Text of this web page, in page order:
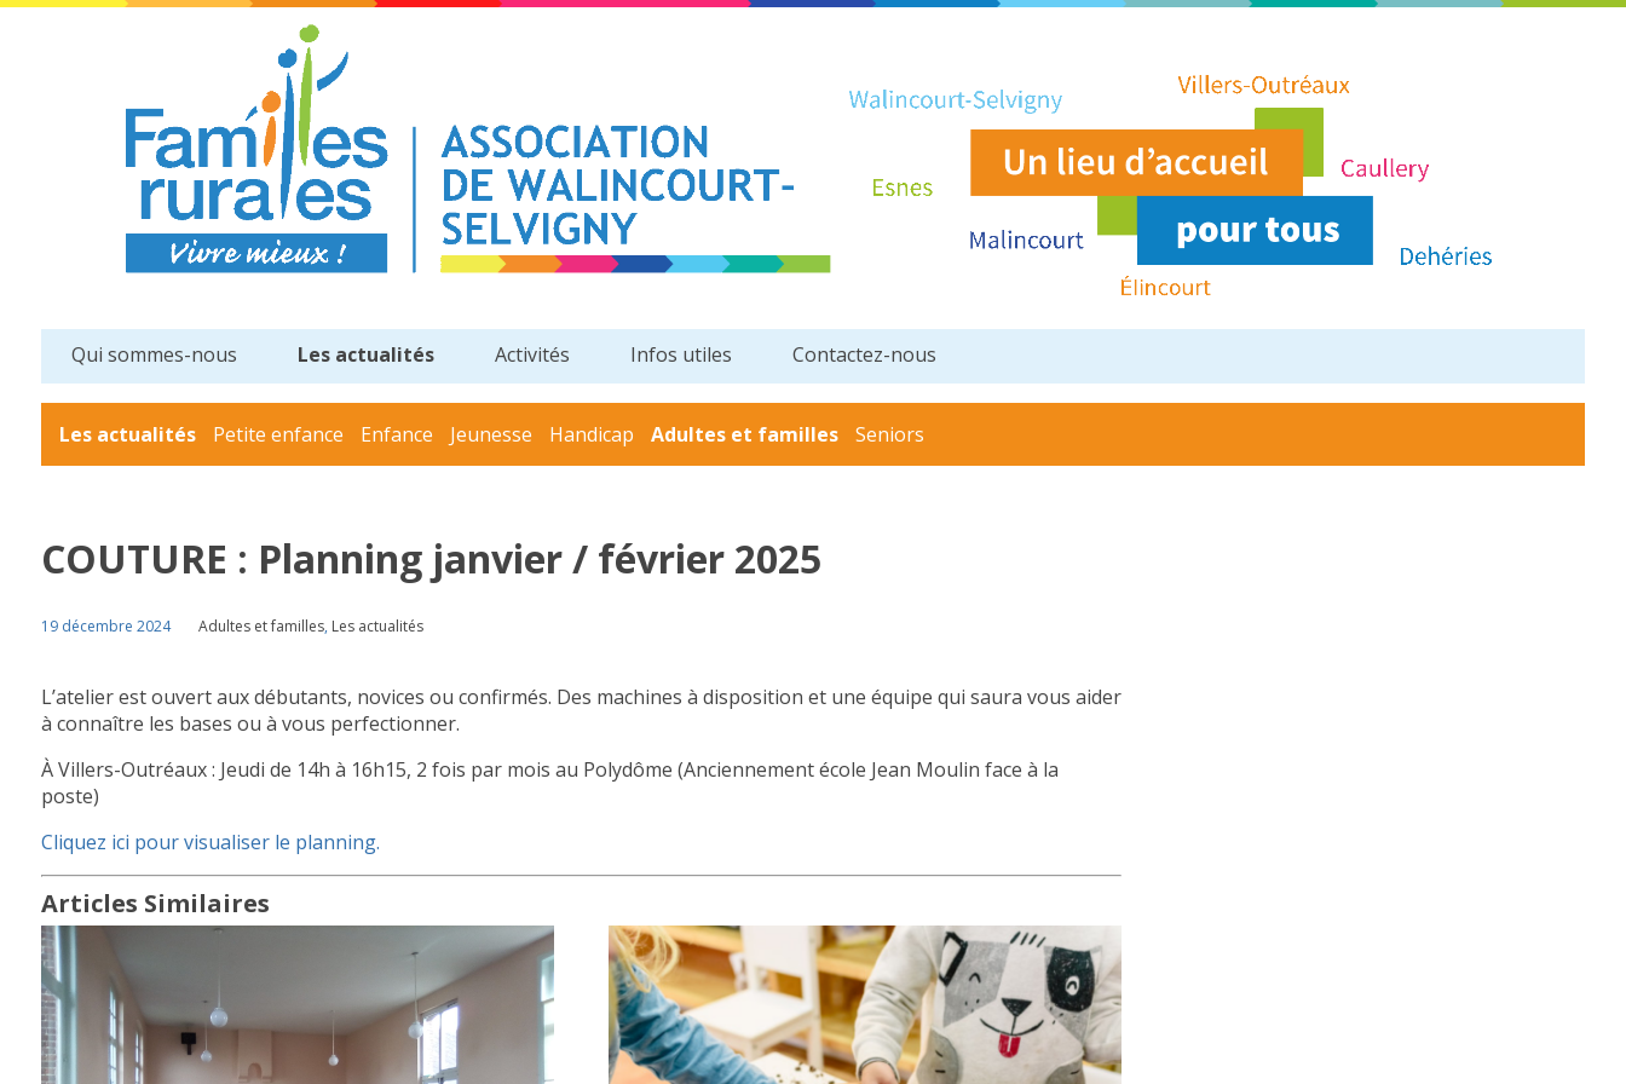
Qui sommes-nous Les actualités Activités Infos utiles Contactez-nous
Les actualités Petite enfance Enfance Jeunesse Handicap Adultes et familles Seniors
COUTURE : Planning janvier / février 2025
19 décembre 2024 Adultes et familles, Les actualités
L’atelier est ouvert aux débutants, novices ou confirmés. Des machines à disposition et une équipe qui saura vous aider
à connaître les bases ou à vous perfectionner.
À Villers-Outréaux : Jeudi de 14h à 16h15, 2 fois par mois au Polydôme (Anciennement école Jean Moulin face à la
poste)
Cliquez ici pour visualiser le planning.
Articles Similaires